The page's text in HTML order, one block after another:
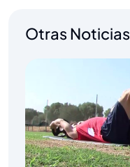
Otras Noticias